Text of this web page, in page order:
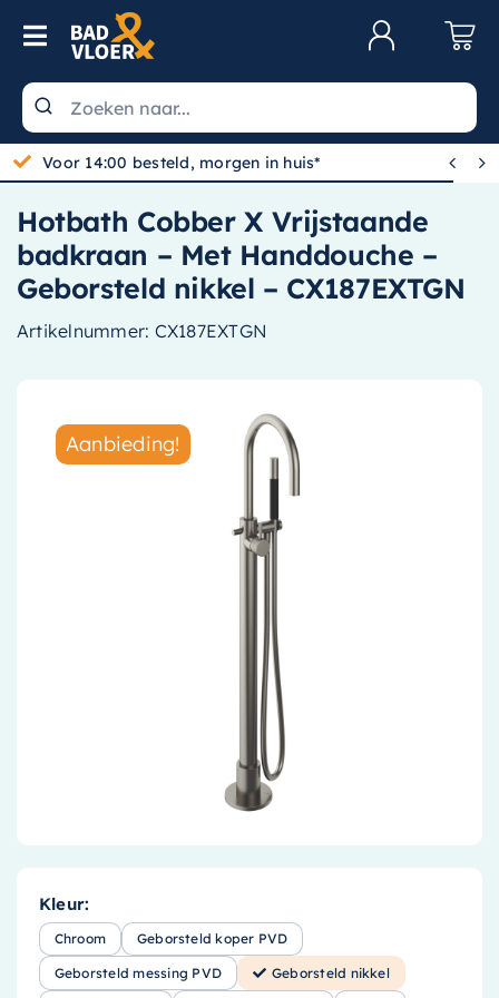
Skip to content
Toggle Navigation
Wastafels
Toiletten
Spiegels
Kranen
Douche
Radiatoren
Installatiemateriaal
Gratis bezorgd vanaf 100,-
 
Hotbath Cobber X Vrijstaande
badkraan – Met Handdouche –
Geborsteld nikkel – CX187EXTGN
Artikelnummer: CX187EXTGN
Aanbieding!
Kleur:
Chroom Geborsteld koper PVD
Geborsteld messing PVD Geborsteld nikkel